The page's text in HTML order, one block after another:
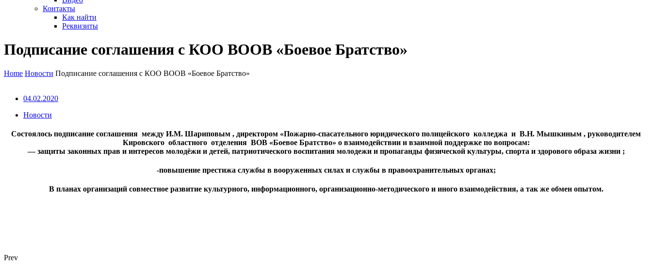
Контакты
Как найти
Реквизиты
Подписание соглашения с КОО ВООВ «Боевое Братство»
Home Новости Подписание соглашения с КОО ВООВ «Боевое Братство»
04.02.2020
Новости
Состоялось подписание соглашения между И.М. Шариповым , директором «Пожарно-спасательного юридического полицейского колледжа и В.Н. Мышкиным , руководителем
Кировского областного отделения ВОВ «Боевое Братство» о взаимодействии и взаимной поддержке по вопросам:
— защиты законных прав и интересов молодёжи и детей, патриотического воспитания молодежи и пропаганды физической культуры, спорта и здорового образа жизни ;
-повышение престижа службы в вооруженных силах и службы в правоохранительных органах;
В планах организаций совместное развитие культурного, информационного, организационно-методического и иного взаимодействия, а так же обмен опытом.
Prev